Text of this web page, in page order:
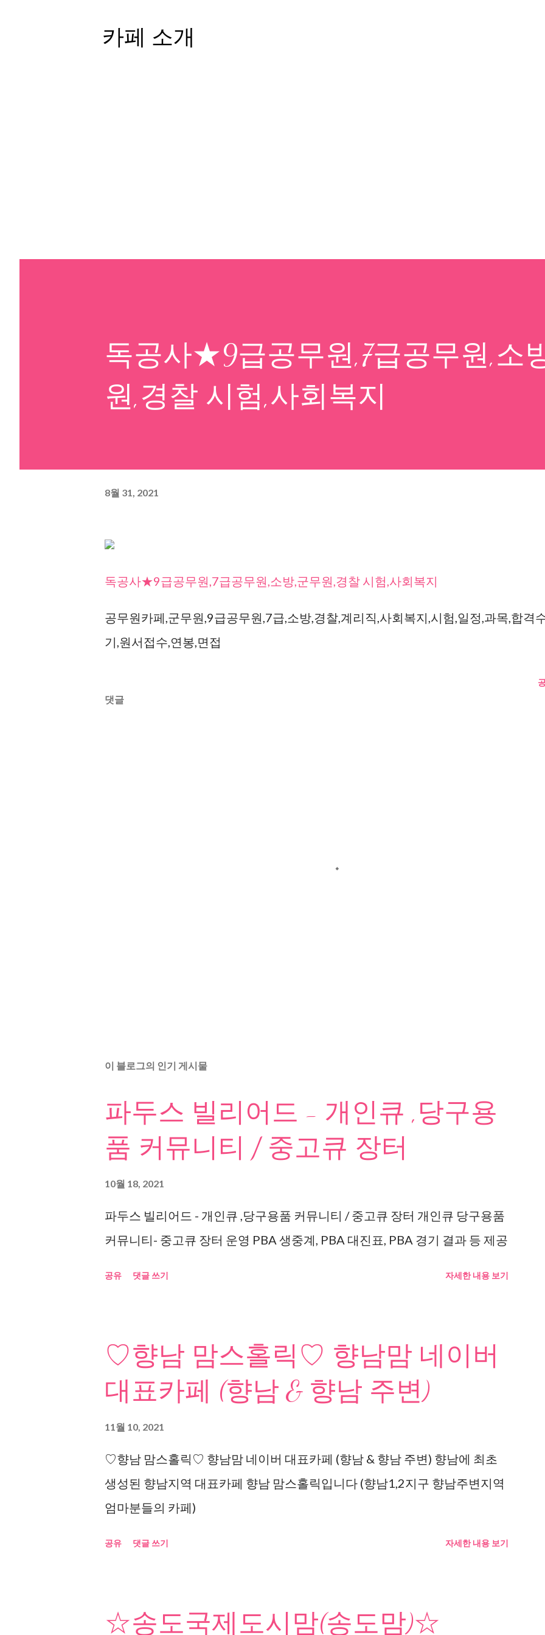
카페 소개
독공사★9급공무원,7급공무원,소
원,경찰 시험,사회복지
8월 31, 2021
독공사★9급공무원,7급공무원,소방,군무원,경찰 시험,사회복지
공무원카페,군무원,9급공무원,7급,소방,경찰,계리직,사회복지,시험,일정,과목,합격
기,원서접수,연봉,면접
댓글
이 블로그의 인기 게시물
파두스 빌리어드 - 개인큐 ,당구용
품 커뮤니티 / 중고큐 장터
10월 18, 2021
파두스 빌리어드 - 개인큐 ,당구용품 커뮤니티 / 중고큐 장터 개인큐 당구용품
커뮤니티- 중고큐 장터 운영 PBA 생중계, PBA 대진표, PBA 경기 결과 등 제공
공유 댓글 쓰기 자세한 내용 보기
♡향남 맘스홀릭♡ 향남맘 네이버
대표카페 (향남 & 향남 주변)
11월 10, 2021
♡향남 맘스홀릭♡ 향남맘 네이버 대표카페 (향남 & 향남 주변) 향남에 최초
생성된 향남지역 대표카페 향남 맘스홀릭입니다 (향남1,2지구 향남주변지역
엄마분들의 카페)
공유 댓글 쓰기 자세한 내용 보기
☆송도국제도시맘(송도맘)☆